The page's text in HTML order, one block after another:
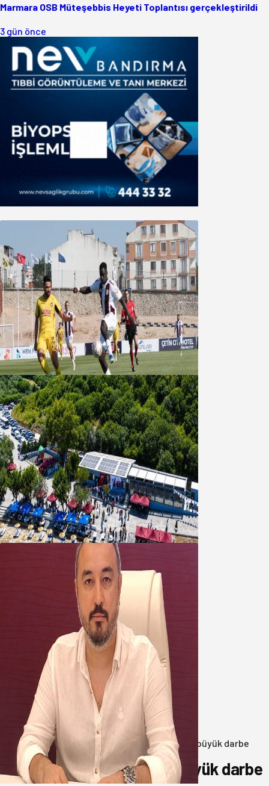
Marmara OSB Müteşebbis Heyeti Toplantısı gerçekleştirildi
3 gün önce
Bandırmaspor’dan 3 gollü başlangıç
08 Ağustos 2026
Bandırma Belediyesinden
Şirinçavuş’a hayat veren tesis
08 Ağustos 2026
Oğuzbeyi’nden Balıkesirspor
yönetimine cevap : Herkes kendine
yakışanı yapar, buluttan nem
kapmayın!
07 Ağustos 2026
Anasayfa/ 3.Sayfa/ Balıkesir’de uyuşturucuya büyük darbe
Balıkesir’de uyuşturucuya büyük darbe